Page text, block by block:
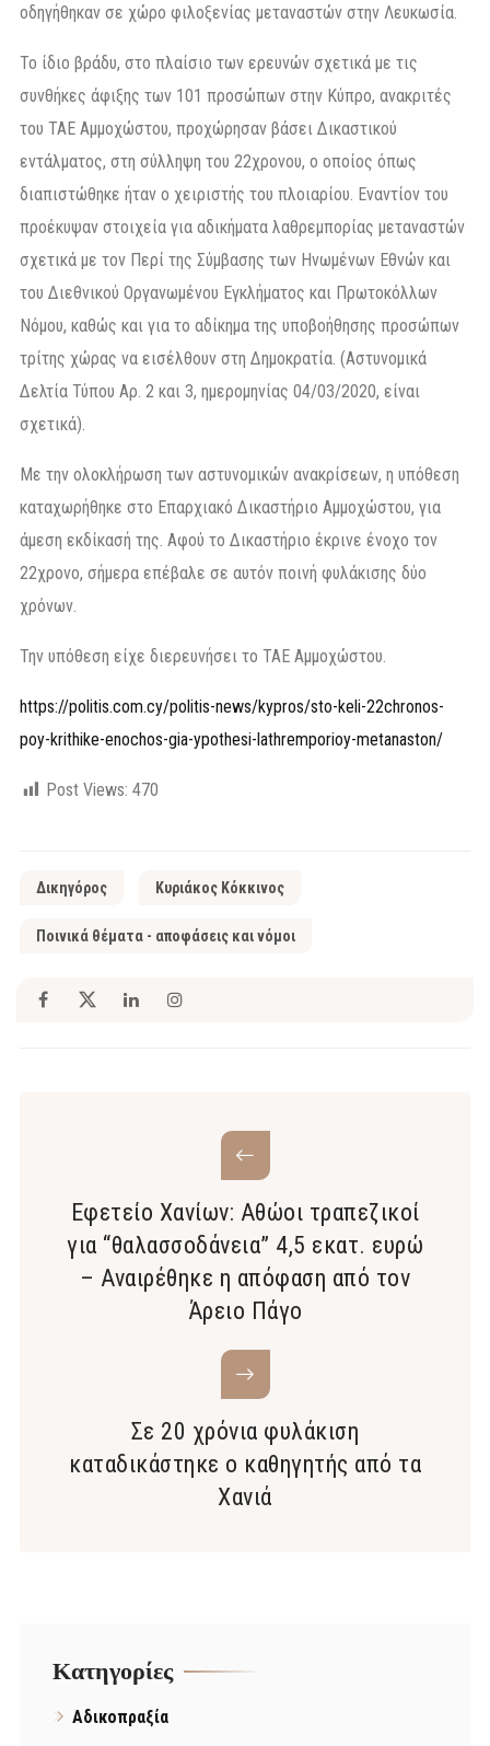
οδηγήθηκαν σε χώρο φιλοξενίας μεταναστών στην Λευκωσία.
Το ίδιο βράδυ, στο πλαίσιο των ερευνών σχετικά με τις
συνθήκες άφιξης των 101 προσώπων στην Κύπρο, ανακριτές
του ΤΑΕ Αμμοχώστου, προχώρησαν βάσει Δικαστικού
εντάλματος, στη σύλληψη του 22χρονου, ο οποίος όπως
διαπιστώθηκε ήταν ο χειριστής του πλοιαρίου. Εναντίον του
προέκυψαν στοιχεία για αδικήματα λαθρεμπορίας μεταναστών
σχετικά με τον Περί της Σύμβασης των Ηνωμένων Εθνών και
του Διεθνικού Οργανωμένου Εγκλήματος και Πρωτοκόλλων
Νόμου, καθώς και για το αδίκημα της υποβοήθησης προσώπων
τρίτης χώρας να εισέλθουν στη Δημοκρατία. (Αστυνομικά
Δελτία Τύπου Αρ. 2 και 3, ημερομηνίας 04/03/2020, είναι
σχετικά).
Με την ολοκλήρωση των αστυνομικών ανακρίσεων, η υπόθεση
καταχωρήθηκε στο Επαρχιακό Δικαστήριο Αμμοχώστου, για
άμεση εκδίκασή της. Αφού το Δικαστήριο έκρινε ένοχο τον
22χρονο, σήμερα επέβαλε σε αυτόν ποινή φυλάκισης δύο
χρόνων.
Την υπόθεση είχε διερευνήσει το ΤΑΕ Αμμοχώστου.
https://politis.com.cy/politis-news/kypros/sto-keli-22chronos-
poy-krithike-enochos-gia-ypothesi-lathremporioy-metanaston/
Post Views: 470
Δικηγόρος Κυριάκος Κόκκινος
Ποινικά θέματα - αποφάσεις και νόμοι
Εφετείο Χανίων: Αθώοι τραπεζικοί
για “θαλασσοδάνεια” 4,5 εκατ. ευρώ
– Αναιρέθηκε η απόφαση από τον
Άρειο Πάγο
Σε 20 χρόνια φυλάκιση
καταδικάστηκε ο καθηγητής από τα
Χανιά
Kατηγορίες
Αδικοπραξία